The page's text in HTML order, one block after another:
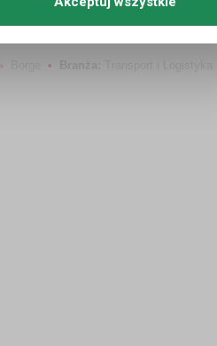
• Branża: